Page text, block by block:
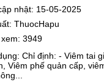
nhật: 15-05-2025
ThuocHapu
3949
Chỉ định: - Viêm tai
Viêm phế quản cấp,